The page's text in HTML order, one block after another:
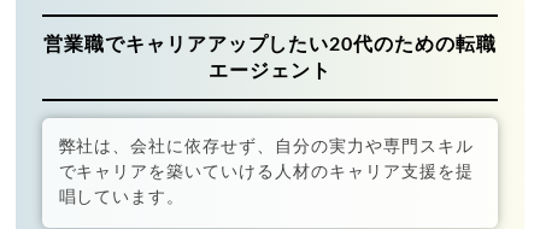
営業職でキャリアアップしたい20代のための転職
エージェント
弊社は、会社に依存せず、自分の実力や専門スキル
でキャリアを築いていける人材のキャリア支援を提
唱しています。